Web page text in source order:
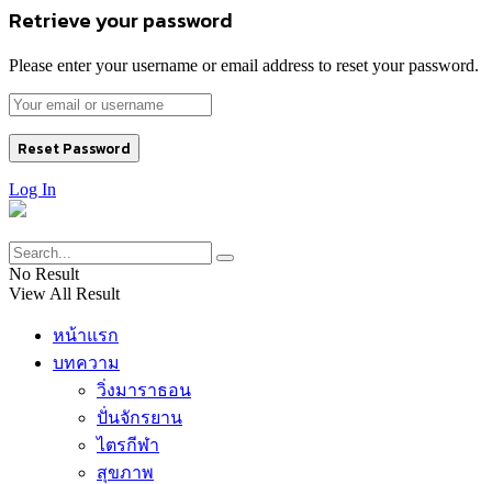
Retrieve your password
Please enter your username or email address to reset your password.
Log In
No Result
View All Result
หน้าแรก
บทความ
วิ่งมาราธอน
ปั่นจักรยาน
ไตรกีฬา
สุขภาพ